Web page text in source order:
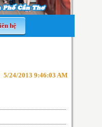
hệ
5/24/2013 9:46:03 AM